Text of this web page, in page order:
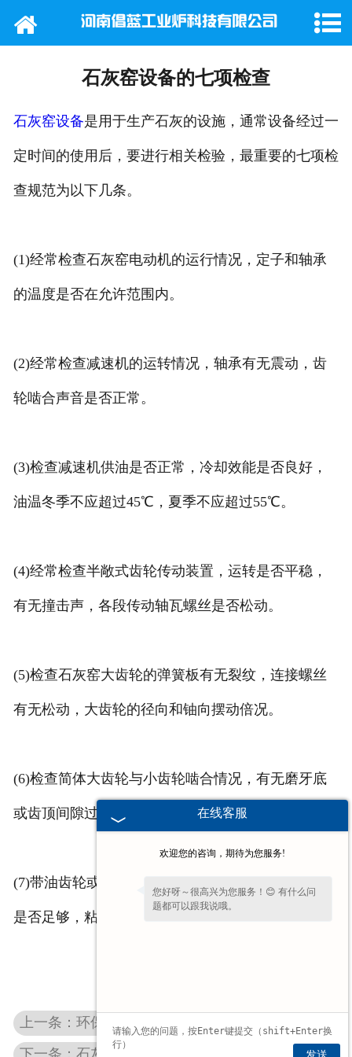
网站首页
新闻动态
石灰窑设备的七项检查
石灰窑设备是用于生产石灰的设施，通常设备经过一
定时间的使用后，要进行相关检验，最重要的七项检
查规范为以下几条。
(1)经常检查石灰窑电动机的运行情况，定子和轴承
的温度是否在允许范围内。
(2)经常检查减速机的运转情况，轴承有无震动，齿
轮啮合声音是否正常。
(3)检查减速机供油是否正常，冷却效能是否良好，
油温冬季不应超过45℃，夏季不应超过55℃。
(4)经常检查半敞式齿轮传动装置，运转是否平稳，
有无撞击声，各段传动轴瓦螺丝是否松动。
(5)检查石灰窑大齿轮的弹簧板有无裂纹，连接螺丝
有无松动，大齿轮的径向和铀向摆动倍况。
(6)检查简体大齿轮与小齿轮啮合情况，有无磨牙底
或齿顶间隙过大现象。
(7)带油齿轮或带油溶子转动是否灵活，齿轮上的油
是否足够，粘度是否合适，有无不正常冒烟现象。
上一条：环保石灰窑建立持续发展趋势
下一条：石灰窑设备维修安全规范
在线客服
欢迎您的咨询，期待为您服务!
您好呀～很高兴为您服务！😊 有什么问
题都可以跟我说哦。